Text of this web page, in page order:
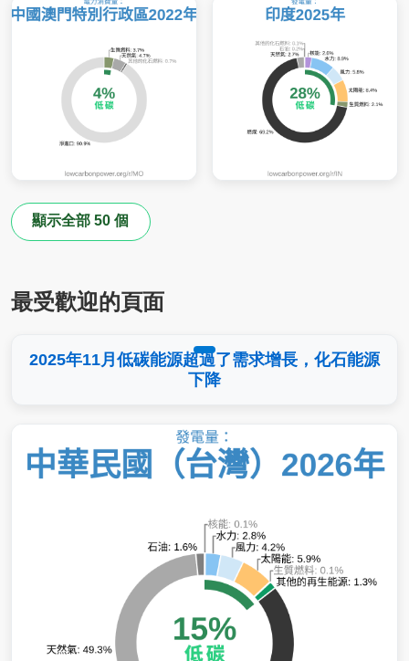
顯示全部 50 個
最受歡迎的頁面
2025年11月低碳能源超過了需求增長，化石能源
下降